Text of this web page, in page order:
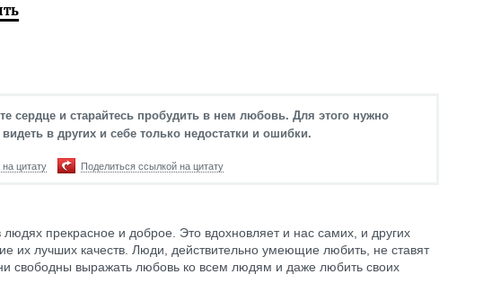
сердце и старайтесь пробудить в нем любовь. Для этого нужно
видеть в других и себе только недостатки и ошибки.
цитату Поделиться ссылкой на цитату
прекрасное и доброе. Это вдохновляет и нас самих, и других
их лучших качеств. Люди, действительно умеющие любить, не ставят
свободны выражать любовь ко всем людям и даже любить своих